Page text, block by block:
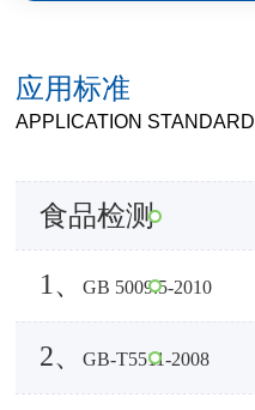
应用标准
APPLICATION STANDARD
食品检测
1、GB 5009.5-2010
2、GB-T5511-2008